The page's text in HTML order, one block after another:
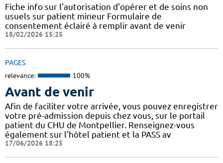
Fiche info sur l'autorisation d’opérer et de soins non
usuels sur patient mineur Formulaire de
consentement éclairé à remplir avant de venir
18/02/2026 15:25
PAGES
relevance: 100%
Avant de venir
Afin de faciliter votre arrivée, vous pouvez enregistrer
votre pré-admission depuis chez vous, sur le portail
patient du CHU de Montpellier. Renseignez-vous
également sur l'hôtel patient et la PASS av
17/06/2026 18:25